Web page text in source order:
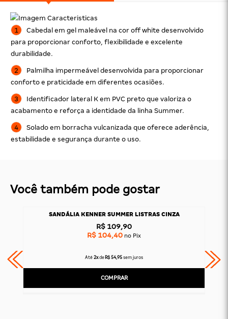
Cabedal em gel maleável na cor off white desenvolvido
para proporcionar conforto, flexibilidade e excelente
durabilidade.
Palmilha impermeável desenvolvida para proporcionar
conforto e praticidade em diferentes ocasiões.
Identificador lateral K em PVC preto que valoriza o
acabamento e reforça a identidade da linha Summer.
Solado em borracha vulcanizada que oferece aderência,
estabilidade e segurança durante o uso.
Você também pode gostar
SANDÁLIA KENNER SUMMER LISTRAS CINZA
R$ 109,90
R$ 104,40 no Pix
Até 2x de R$ 54,95 sem juros
COMPRAR